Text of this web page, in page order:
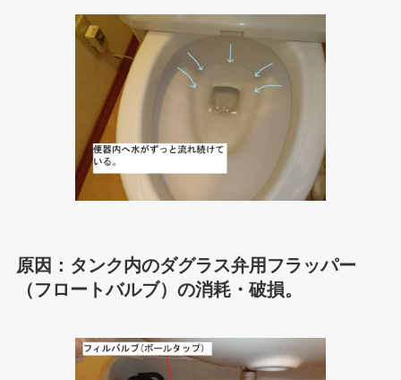
原因：タンク内のダグラス弁用フラッパー
（フロートバルブ）の消耗・破損。